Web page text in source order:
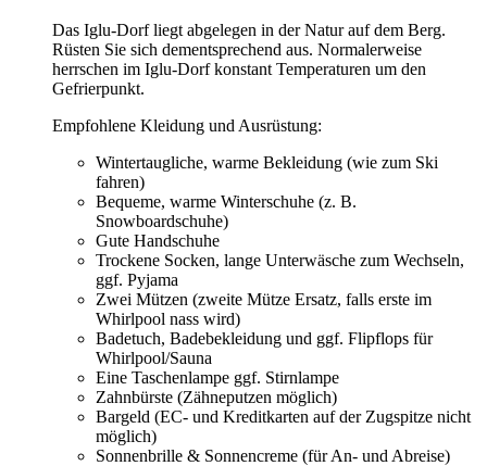
Das Iglu-Dorf liegt abgelegen in der Natur auf dem Berg.
Rüsten Sie sich dementsprechend aus. Normalerweise
herrschen im Iglu-Dorf konstant Temperaturen um den
Gefrierpunkt.
Empfohlene Kleidung und Ausrüstung:
Wintertaugliche, warme Bekleidung (wie zum Ski
fahren)
Bequeme, warme Winterschuhe (z. B.
Snowboardschuhe)
Gute Handschuhe
Trockene Socken, lange Unterwäsche zum Wechseln,
ggf. Pyjama
Zwei Mützen (zweite Mütze Ersatz, falls erste im
Whirlpool nass wird)
Badetuch, Badebekleidung und ggf. Flipflops für
Whirlpool/Sauna
Eine Taschenlampe ggf. Stirnlampe
Zahnbürste (Zähneputzen möglich)
Bargeld (EC- und Kreditkarten auf der Zugspitze nicht
möglich)
Sonnenbrille & Sonnencreme (für An- und Abreise)